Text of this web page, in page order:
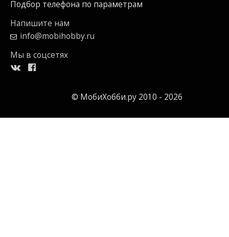
Подбор телефона по параметрам
Напишите нам
info@mobihobby.ru
Мы в соцсетях
© МобиХобби.ру 2010 - 2026